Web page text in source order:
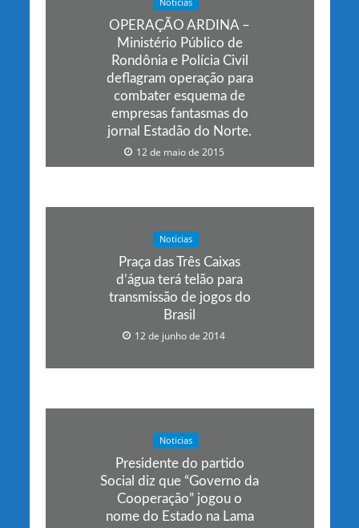
OPERAÇÃO ARDINA –
Ministério Público de
Rondônia e Polícia Civil
deflagram operação para
combater esquema de
empresas fantasmas do
jornal Estadão do Norte.
12 de maio de 2015
Noticias
Praça das Três Caixas
d’água terá telão para
transmissão de jogos do
Brasil
12 de junho de 2014
Noticias
Presidente do partido
Social diz que “Governo da
Cooperação” jogou o
nome do Estado na Lama